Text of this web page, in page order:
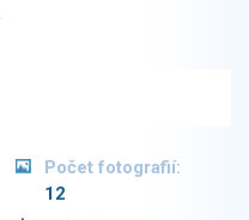
Počet fotografií:
12